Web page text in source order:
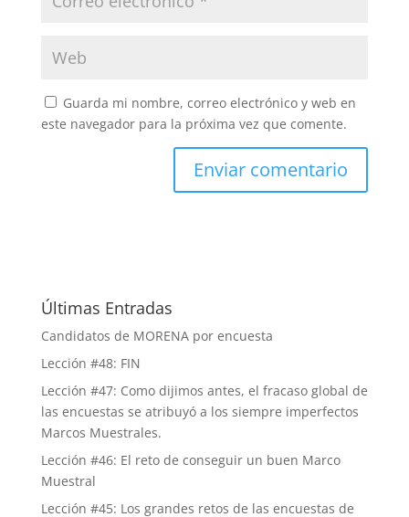
Guarda mi nombre, correo electrónico y web en
este navegador para la próxima vez que comente.
Últimas Entradas
Candidatos de MORENA por encuesta
Lección #48: FIN
Lección #47: Como dijimos antes, el fracaso global de
las encuestas se atribuyó a los siempre imperfectos
Marcos Muestrales.
Lección #46: El reto de conseguir un buen Marco
Muestral
Lección #45: Los grandes retos de las encuestas de